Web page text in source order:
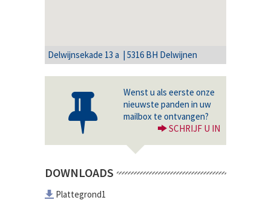
Delwijnsekade 13 a | 5316 BH Delwijnen
Wenst u als eerste onze
nieuwste panden in uw
mailbox te ontvangen?
SCHRIJF U IN
DOWNLOADS
Plattegrond1